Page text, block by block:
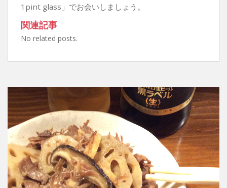
1pint glass」でお会いしましょう。
関連記事
No related posts.